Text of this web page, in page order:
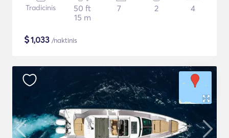
Tradicinis
50 ft
15 m
7 2 4
$1,033 /naktinis